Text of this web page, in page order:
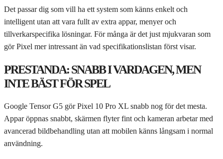
Det passar dig som vill ha ett system som känns enkelt och
intelligent utan att vara fullt av extra appar, menyer och
tillverkarspecifika lösningar. För många är det just mjukvaran som
gör Pixel mer intressant än vad specifikationslistan först visar.
PRESTANDA: SNABB I VARDAGEN, MEN
INTE BÄST FÖR SPEL
Google Tensor G5 gör Pixel 10 Pro XL snabb nog för det mesta.
Appar öppnas snabbt, skärmen flyter fint och kameran arbetar med
avancerad bildbehandling utan att mobilen känns långsam i normal
användning.